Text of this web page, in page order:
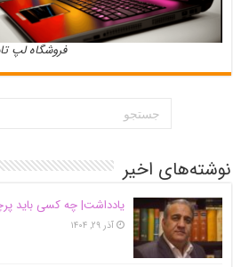
فروشگاه لپ
نوشته‌های اخیر
یادداشت| ‌چه کسی باید
آذر ۲۹, ۱۴۰۴